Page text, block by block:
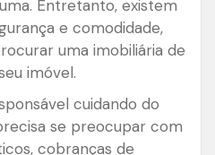
Entretanto, existem
e comodidade,
uma imobiliária de
imóvel.
cuidando do
se preocupar com
cobranças de